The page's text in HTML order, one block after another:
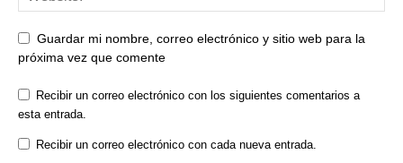
Guardar mi nombre, correo electrónico y sitio web para la
próxima vez que comente
Recibir un correo electrónico con los siguientes comentarios a
esta entrada.
Recibir un correo electrónico con cada nueva entrada.